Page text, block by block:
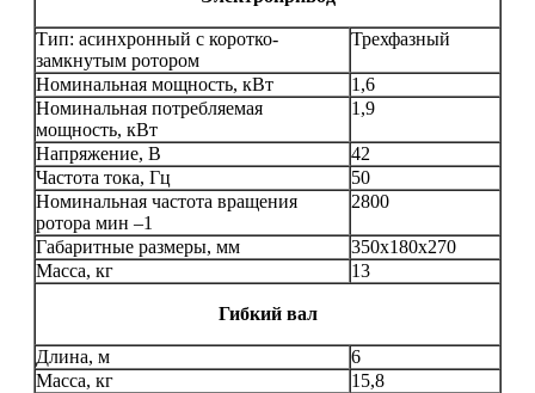
Тип: асинхронный с коротко-
замкнутым ротором
Трехфазный
Номинальная мощность, кВт
1,6
Номинальная потребляемая
мощность, кВт
1,9
Напряжение, В
42
Частота тока, Гц
50
Номинальная частота вращения
ротора мин –1
2800
Габаритные размеры, мм
350х180х270
Масса, кг
13
Гибкий вал
Длина, м
6
Масса, кг
15,8